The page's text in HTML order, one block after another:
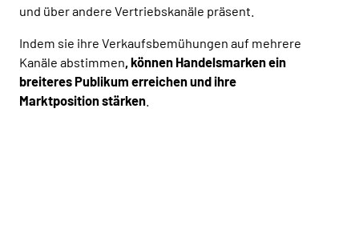
und über andere Vertriebskanäle präsent.
Indem sie ihre Verkaufsbemühungen auf mehrere
Kanäle abstimmen, können Handelsmarken ein
breiteres Publikum erreichen und ihre
Marktposition stärken